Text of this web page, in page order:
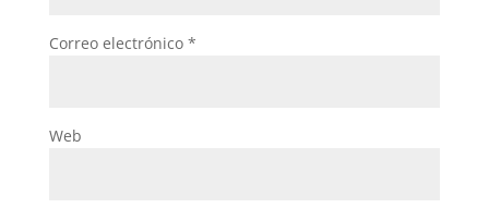
Correo electrónico *
Web